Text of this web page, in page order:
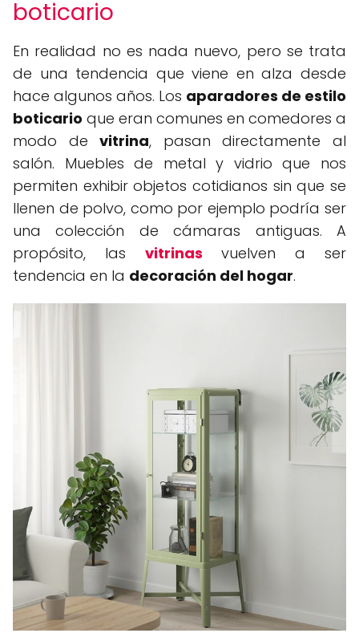
boticario
En realidad no es nada nuevo, pero se trata
de una tendencia que viene en alza desde
hace algunos años. Los aparadores de estilo
boticario que eran comunes en comedores a
modo devitrina, pasan directamente al
salón. Muebles de metal y vidrio que nos
permiten exhibir objetos cotidianos sin que se
llenen de polvo, como por ejemplo podría ser
una colección de cámaras antiguas. A
propósito, las vitrinas vuelven a ser
tendencia en la decoración del hogar.